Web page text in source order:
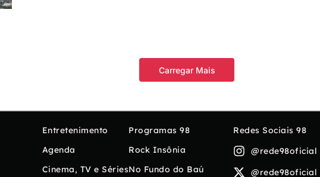
Carregar Mais
Entretenimento
Agenda
Cinema, TV e Séries
Programas 98
Rock Insônia
No Fundo do Baú
Redes Sociais 98
@rede98oficial
@rede98oficial